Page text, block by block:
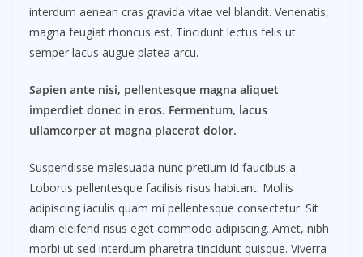
interdum aenean cras gravida vitae vel blandit. Venenatis,
magna feugiat rhoncus est. Tincidunt lectus felis ut
semper lacus augue platea arcu.
Sapien ante nisi, pellentesque magna aliquet
imperdiet donec in eros. Fermentum, lacus
ullamcorper at magna placerat dolor.
Suspendisse malesuada nunc pretium id faucibus a.
Lobortis pellentesque facilisis risus habitant. Mollis
adipiscing iaculis quam mi pellentesque consectetur. Sit
diam eleifend risus eget commodo adipiscing. Amet, nibh
morbi ut sed interdum pharetra tincidunt quisque. Viverra